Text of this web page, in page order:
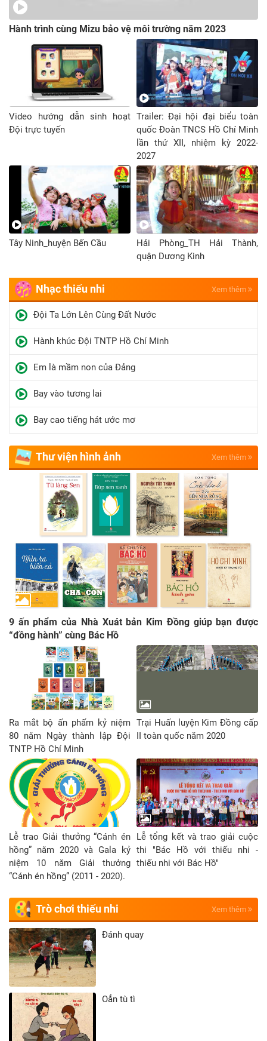
Hành trình cùng Mizu bảo vệ môi trường năm 2023
Video hướng dẫn sinh hoạt
Đội trực tuyến
Trailer: Đại hội đại biểu toàn
quốc Đoàn TNCS Hồ Chí Minh
lần thứ XII, nhiệm kỳ 2022-
2027
Tây Ninh_huyện Bến Cầu
Hải Phòng_TH Hải Thành,
quận Dương Kinh
Nhạc thiếu nhi Xem thêm
Đội Ta Lớn Lên Cùng Đất Nước
Hành khúc Đội TNTP Hồ Chí Minh
Em là mầm non của Đảng
Bay vào tương lai
Bay cao tiếng hát ước mơ
Thư viện hình ảnh Xem thêm
9 ấn phẩm của Nhà Xuát bản Kim Đồng giúp bạn được
“đồng hành” cùng Bác Hồ
Ra mắt bộ ấn phấm kỷ niệm
80 năm Ngày thành lập Đội
TNTP Hồ Chí Minh
Trại Huấn luyện Kim Đồng cấp
II toàn quốc năm 2020
Lễ trao Giải thưởng “Cánh én
hồng” năm 2020 và Gala kỷ
niệm 10 năm Giải thưởng
“Cánh én hồng” (2011 - 2020).
Lễ tổng kết và trao giải cuộc
thi "Bác Hồ với thiếu nhi -
thiếu nhi với Bác Hồ"
Trò chơi thiếu nhi Xem thêm
Đánh quay
Oẳn tù tì